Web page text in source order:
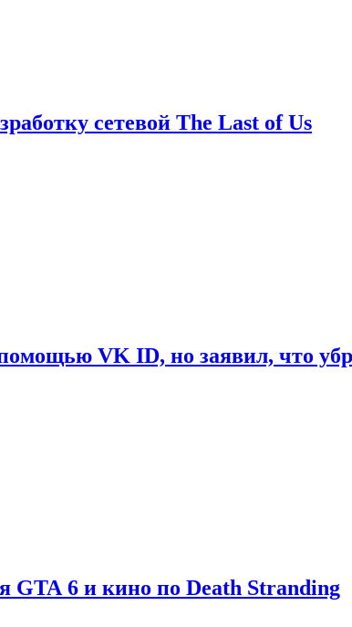
сетевой The Last of Us
VK ID, но заявил, что
GTA 6 и кино по Death Stranding